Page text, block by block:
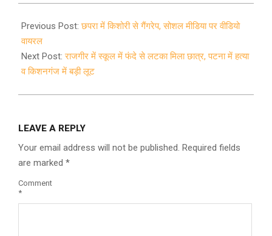
04-
12
Previous Post:छपरा में किशोरी से गैंगरेप, सोशल मीडिया पर वीडियो
वायरल
Next Post:राजगीर में स्कूल में फंदे से लटका मिला छात्र, पटना में हत्या
व किशनगंज में बड़ी लूट
LEAVE A REPLY
Your email address will not be published. Required fields
are marked *
Comment
*